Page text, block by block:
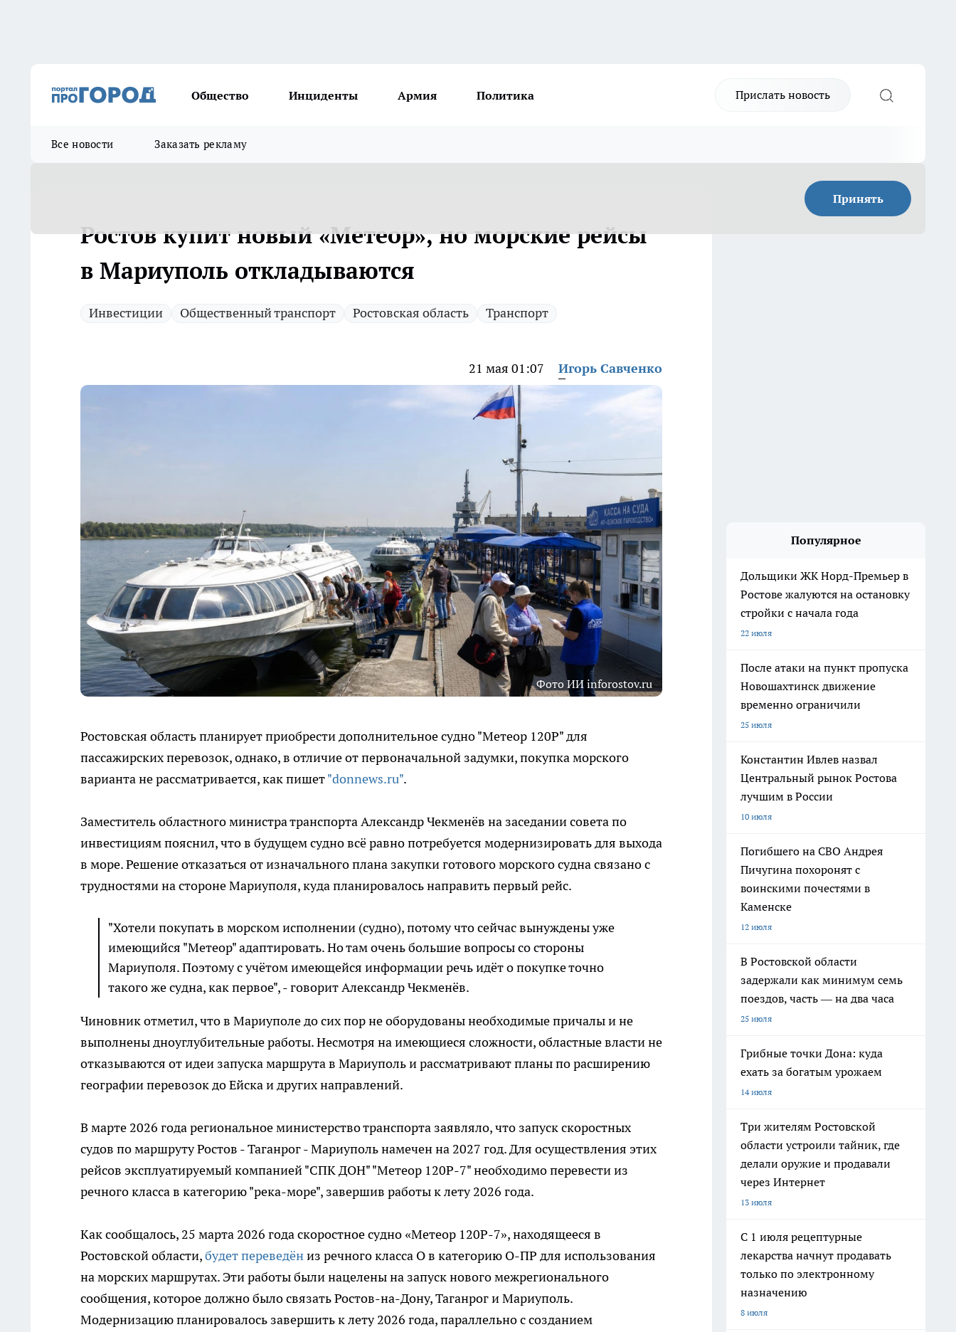
Общество Инциденты Армия Политика Прислать новость
Все новости Заказать рекламу
Принять
Ростов купит новый «Метеор», но морские рейсы
в Мариуполь откладываются
Инвестиции Общественный транспорт Ростовская область Транспорт
21 мая 01:07 Игорь Савченко
Фото ИИ inforostov.ru
Ростовская область планирует приобрести дополнительное судно "Метеор 120Р" для
пассажирских перевозок, однако, в отличие от первоначальной задумки, покупка морского
варианта не рассматривается, как пишет"donnews.ru".
Заместитель областного министра транспорта Александр Чекменёв на заседании совета по
инвестициям пояснил, что в будущем судно всё равно потребуется модернизировать для выхода
в море. Решение отказаться от изначального плана закупки готового морского судна связано с
трудностями на стороне Мариуполя, куда планировалось направить первый рейс.
"Хотели покупать в морском исполнении (судно), потому что сейчас вынуждены уже
имеющийся "Метеор" адаптировать. Но там очень большие вопросы со стороны
Мариуполя. Поэтому с учётом имеющейся информации речь идёт о покупке точно
такого же судна, как первое", - говорит Александр Чекменёв.
Чиновник отметил, что в Мариуполе до сих пор не оборудованы необходимые причалы и не
выполнены дноуглубительные работы. Несмотря на имеющиеся сложности, областные власти не
отказываются от идеи запуска маршрута в Мариуполь и рассматривают планы по расширению
географии перевозок до Ейска и других направлений.
В марте 2026 года региональное министерство транспорта заявляло, что запуск скоростных
судов по маршруту Ростов - Таганрог - Мариуполь намечен на 2027 год. Для осуществления этих
рейсов эксплуатируемый компанией "СПК ДОН" "Метеор 120Р-7" необходимо перевести из
речного класса в категорию "река-море", завершив работы к лету 2026 года.
Как сообщалось, 25 марта 2026 года скоростное судно «Метеор 120Р-7», находящееся в
Ростовской области,будет переведёниз речного класса О в категорию О-ПР для использования
на морских маршрутах. Эти работы были нацелены на запуск нового межрегионального
сообщения, которое должно было связать Ростов-на-Дону, Таганрог и Мариуполь.
Модернизацию планировалось завершить к лету 2026 года, параллельно с созданием
Популярное
Дольщики ЖК Норд-Премьер в
Ростове жалуются на остановку
стройки с начала года
22 июля
После атаки на пункт пропуска
Новошахтинск движение
временно ограничили
25 июля
Константин Ивлев назвал
Центральный рынок Ростова
лучшим в России
10 июля
Погибшего на СВО Андрея
Пичугина похоронят с
воинскими почестями в
Каменске
12 июля
В Ростовской области
задержали как минимум семь
поездов, часть — на два часа
25 июля
Грибные точки Дона: куда
ехать за богатым урожаем
14 июля
Три жителям Ростовской
области устроили тайник, где
делали оружие и продавали
через Интернет
13 июля
С 1 июля рецептурные
лекарства начнут продавать
только по электронному
назначению
8 июля